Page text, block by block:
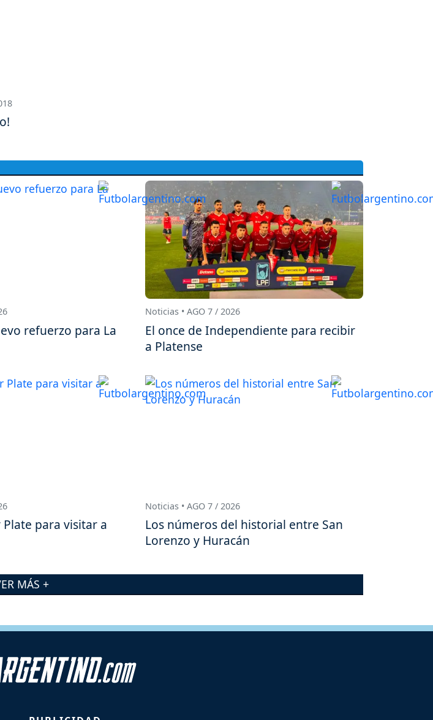
refuerzo para La
Noticias • AGO 7 / 2026
El once de Independiente para recibir
a Platense
Plate para visitar a
Noticias • AGO 7 / 2026
Los números del historial entre San
Lorenzo y Huracán
MÁS +